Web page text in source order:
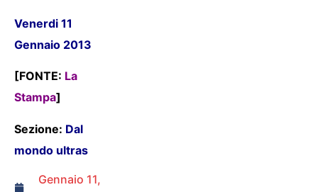
Venerdi 11
Gennaio 2013
[FONTE: La
Stampa]
Sezione: Dal
mondo ultras
Gennaio 11,